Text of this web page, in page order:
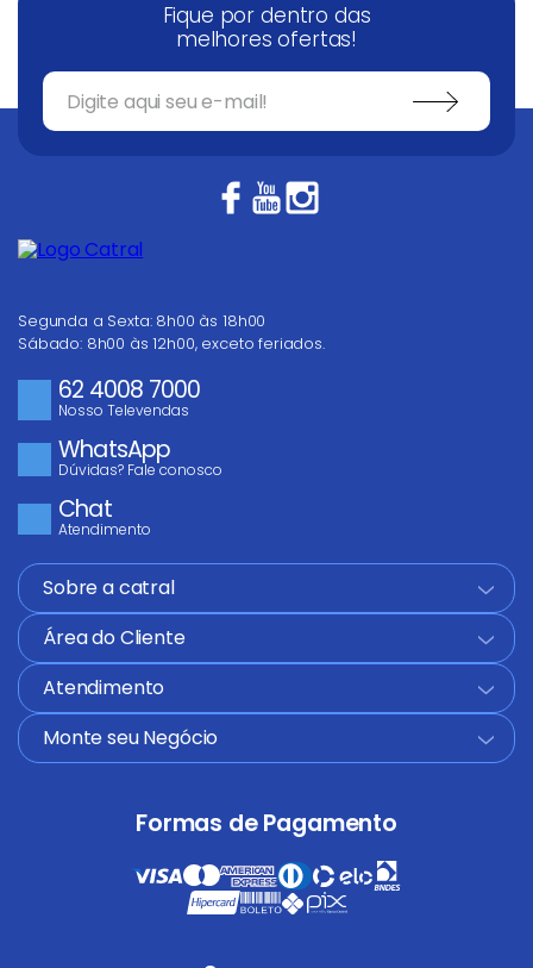
Fique por dentro das
melhores ofertas!
Segunda a Sexta: 8h00 às 18h00
Sábado: 8h00 às 12h00, exceto feriados.
62 4008 7000
Nosso Televendas
WhatsApp
Dúvidas? Fale conosco
Chat
Atendimento
Sobre a catral
+
Área do Cliente
+
Atendimento
+
Monte seu Negócio
+
Formas de Pagamento